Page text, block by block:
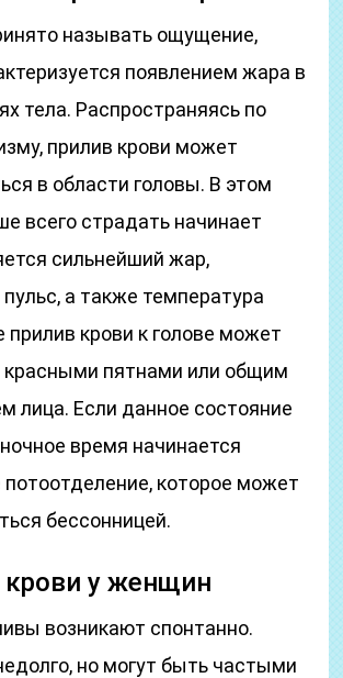
называть ощущение,
появлением жара в
тела. Распространяясь по
прилив крови может
в области головы. В этом
всего страдать начинает
сильнейший жар,
а также температура
прилив крови к голове может
пятнами или общим
лица. Если данное состояние
время начинается
которое может
бессонницей.
у женщин
возникают спонтанно.
но могут быть частыми